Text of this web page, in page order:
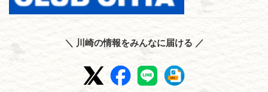
＼ 川崎の情報をみんなに届ける ／